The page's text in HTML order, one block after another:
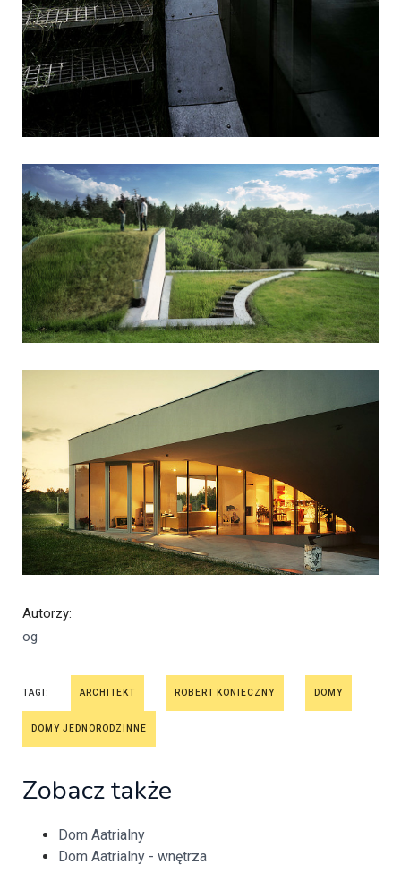
Autorzy:
og
TAGI: ARCHITEKT ROBERT KONIECZNY DOMY
DOMY JEDNORODZINNE
Zobacz także
Dom Aatrialny
Dom Aatrialny - wnętrza